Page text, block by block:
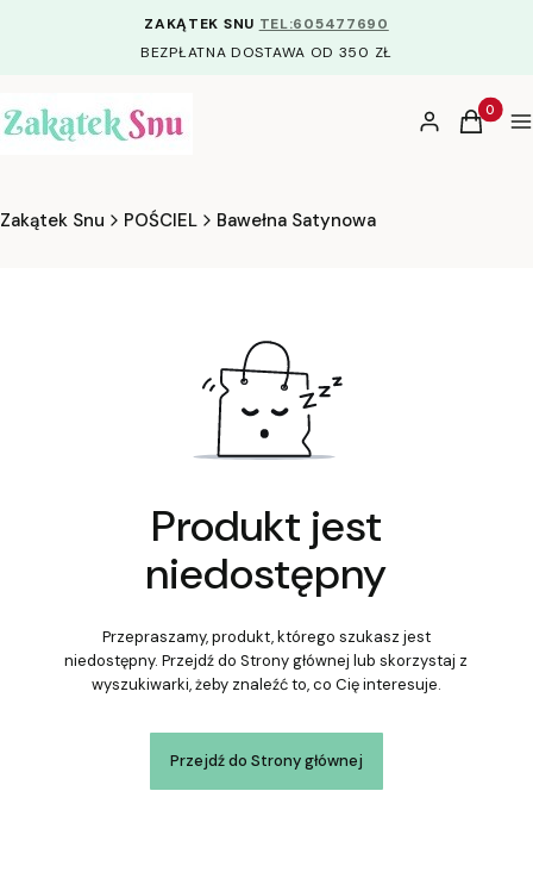
ZAKĄTEK SNU TEL:605477690
BEZPŁATNA DOSTAWA OD 350 ZŁ
Zaloguj sięKoszyk
Zakątek Snu POŚCIEL Bawełna Satynowa
Produkt jest
niedostępny
Przepraszamy, produkt, którego szukasz jest
niedostępny. Przejdź do Strony głównej lub skorzystaj z
wyszukiwarki, żeby znaleźć to, co Cię interesuje.
Przejdź do Strony głównej